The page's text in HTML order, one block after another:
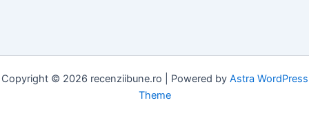
Copyright © 2026 recenziibune.ro | Powered by Astra WordPress
Theme